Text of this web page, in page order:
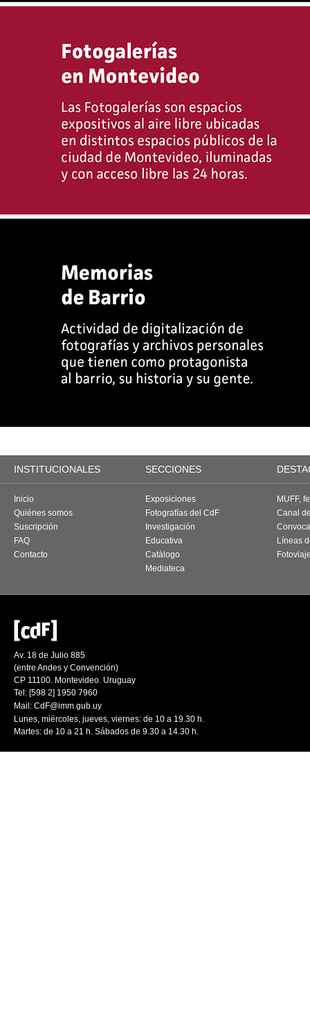
INSTITUCIONALES SECCIONES
Inicio
Quiénes somos
Suscripción
FAQ
Contacto
Exposiciones
Fotografías del CdF
Investigación
Educativa
Catálogo
Mediateca
MUFF,
Canal
Líneas
Av. 18 de Julio 885
(entre Andes y Convención)
CP 11100. Montevideo. Uruguay
Tel: [598 2] 1950 7960
Mail: CdF@imm.gub.uy
Lunes, miércoles, jueves, viernes: de 10 a 19.30 h.
Martes: de 10 a 21 h. Sábados de 9.30 a 14.30 h.